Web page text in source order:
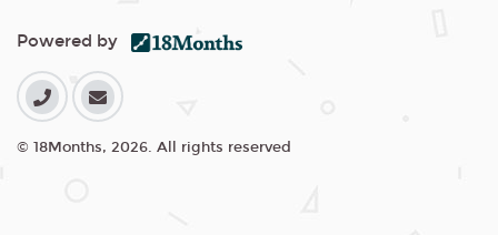
Powered by
© 18Months, 2026. All rights reserved